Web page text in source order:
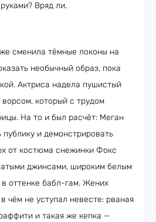
Вряд ли.
сменила тёмные локоны на
необычный образ, пока
Актриса надела пушистый
который с трудом
На то и был расчёт: Меган
и демонстрировать
от костюма снежинки Фокс
джинсами, широким белым
оттенке бабл-гам. Жених
чём не уступал невесте: рваная
и такая же кепка —